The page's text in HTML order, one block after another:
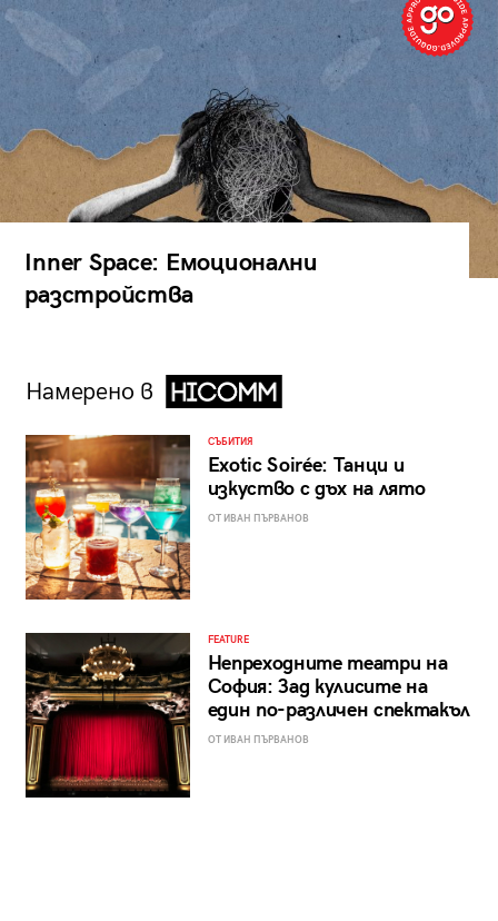
Inner Space: Емоционални
разстройства
Намерено в
СЪБИТИЯ
Exotic Soirée: Танци и
изкуство с дъх на лято
ОТ ИВАН ПЪРВАНОВ
FEATURE
Непреходните театри на
София: Зад кулисите на
един по-различен спектакъл
ОТ ИВАН ПЪРВАНОВ